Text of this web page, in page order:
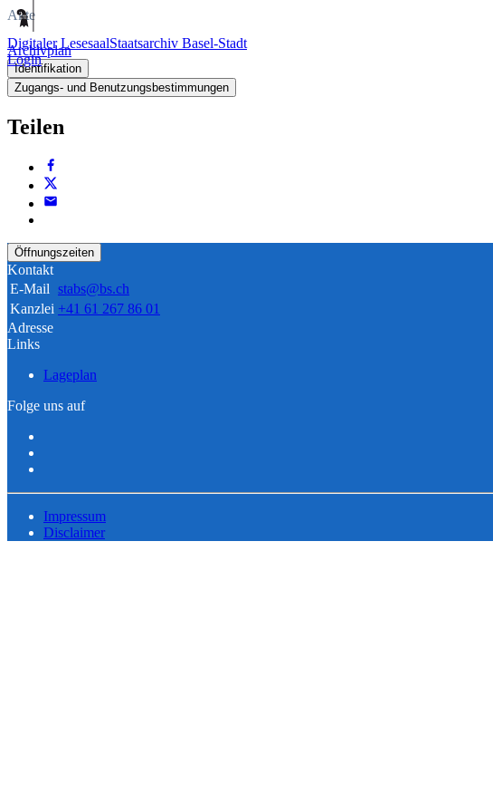
Digitaler LesesaalStaatsarchiv Basel-Stadt
Login
Akte
Archivplan
Identifikation
Zugangs- und Benutzungsbestimmungen
Teilen
Öffnungszeiten
Kontakt
E-Mail stabs@bs.ch
Kanzlei +41 61 267 86 01
Adresse
Links
Lageplan
Folge uns auf
Impressum
Disclaimer